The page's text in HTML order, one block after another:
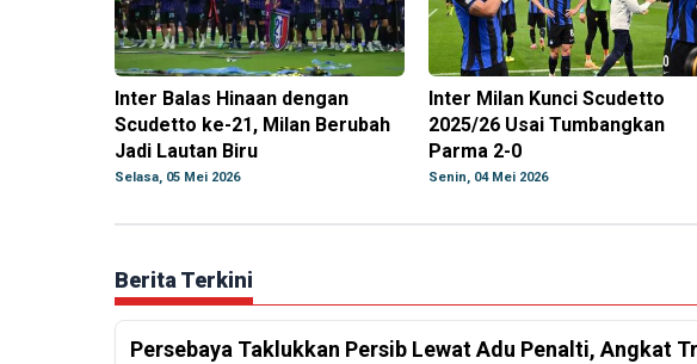
Inter Balas Hinaan dengan
Scudetto ke-21, Milan Berubah
Jadi Lautan Biru
Selasa, 05 Mei 2026
Inter Milan Kunci Scudetto
2025/26 Usai Tumbangkan
Parma 2-0
Senin, 04 Mei 2026
Berita Terkini
Persebaya Taklukkan Persib Lewat Adu Penalti, Angkat